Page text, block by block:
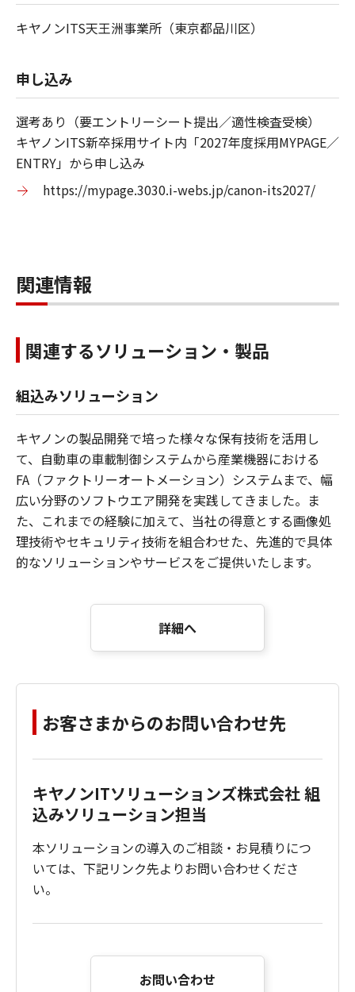
キヤノンITS天王洲事業所（東京都品川区）
申し込み
選考あり（要エントリーシート提出／適性検査受検）
キヤノンITS新卒採用サイト内「2027年度採用MYPAGE／
ENTRY」から申し込み
https://mypage.3030.i-webs.jp/canon-its2027/
関連情報
関連するソリューション・製品
組込みソリューション
キヤノンの製品開発で培った様々な保有技術を活用し
て、自動車の車載制御システムから産業機器における
FA（ファクトリーオートメーション）システムまで、幅
広い分野のソフトウエア開発を実践してきました。ま
た、これまでの経験に加えて、当社の得意とする画像処
理技術やセキュリティ技術を組合わせた、先進的で具体
的なソリューションやサービスをご提供いたします。
詳細へ
お客さまからのお問い合わせ先
キヤノンITソリューションズ株式会社組
込みソリューション担当
本ソリューションの導入のご相談・お見積りにつ
いては、下記リンク先よりお問い合わせくださ
い。
お問い合わせ